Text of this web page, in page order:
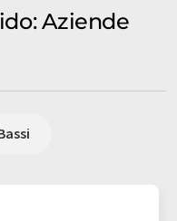
Aziende